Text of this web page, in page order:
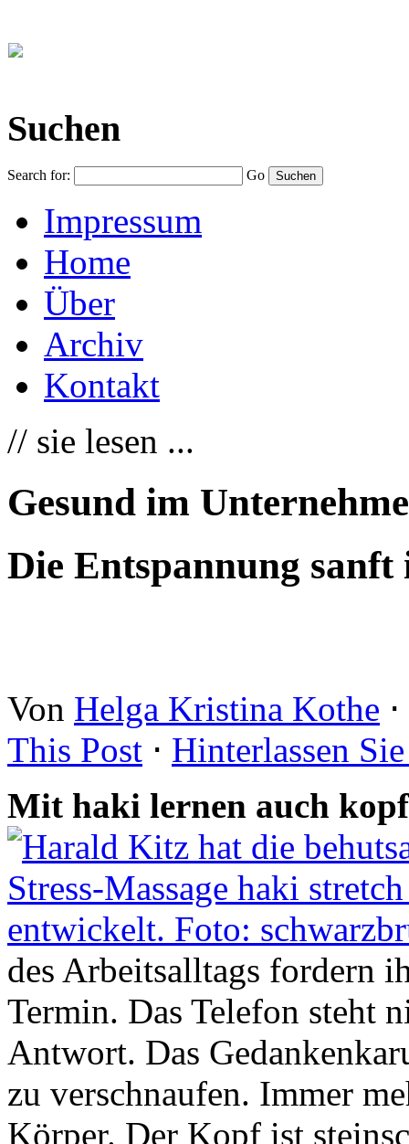
Suchen
Search for: Go
Impressum
Home
Über
Archiv
Kontakt
// sie lesen ...
Gesund im
Die Entspannung
Von Helga Kristina Kothe ⋅
This Post ⋅ Hinterlassen
Mit haki lernen auch
des Arbeitsalltags fordern
Termin. Das Telefon steht
Antwort. Das
zu verschnaufen. Immer
Körper. Der Kopf ist